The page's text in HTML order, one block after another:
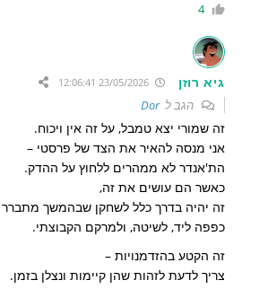
4
גיא רוזן 23/05/2026 12:06:41
הגב לDor
זה שמורי יצא טמבל, על זה אין ויכוח.
אני מנסה להאיר את הצד של פרסטי –
הת'אנדר לא ממהרים ללחוץ על ההדק.
כאשר הם עושים את זה,
זה יהיה בדרך כלל לשחקן שבהמשך
כפפה ליד, לשיטה, ולמרקם הקבוצתי.
זה הקטע בהזדמנויות –
צריך לדעת לזהות שהן קיימות ונצלן בזמן.